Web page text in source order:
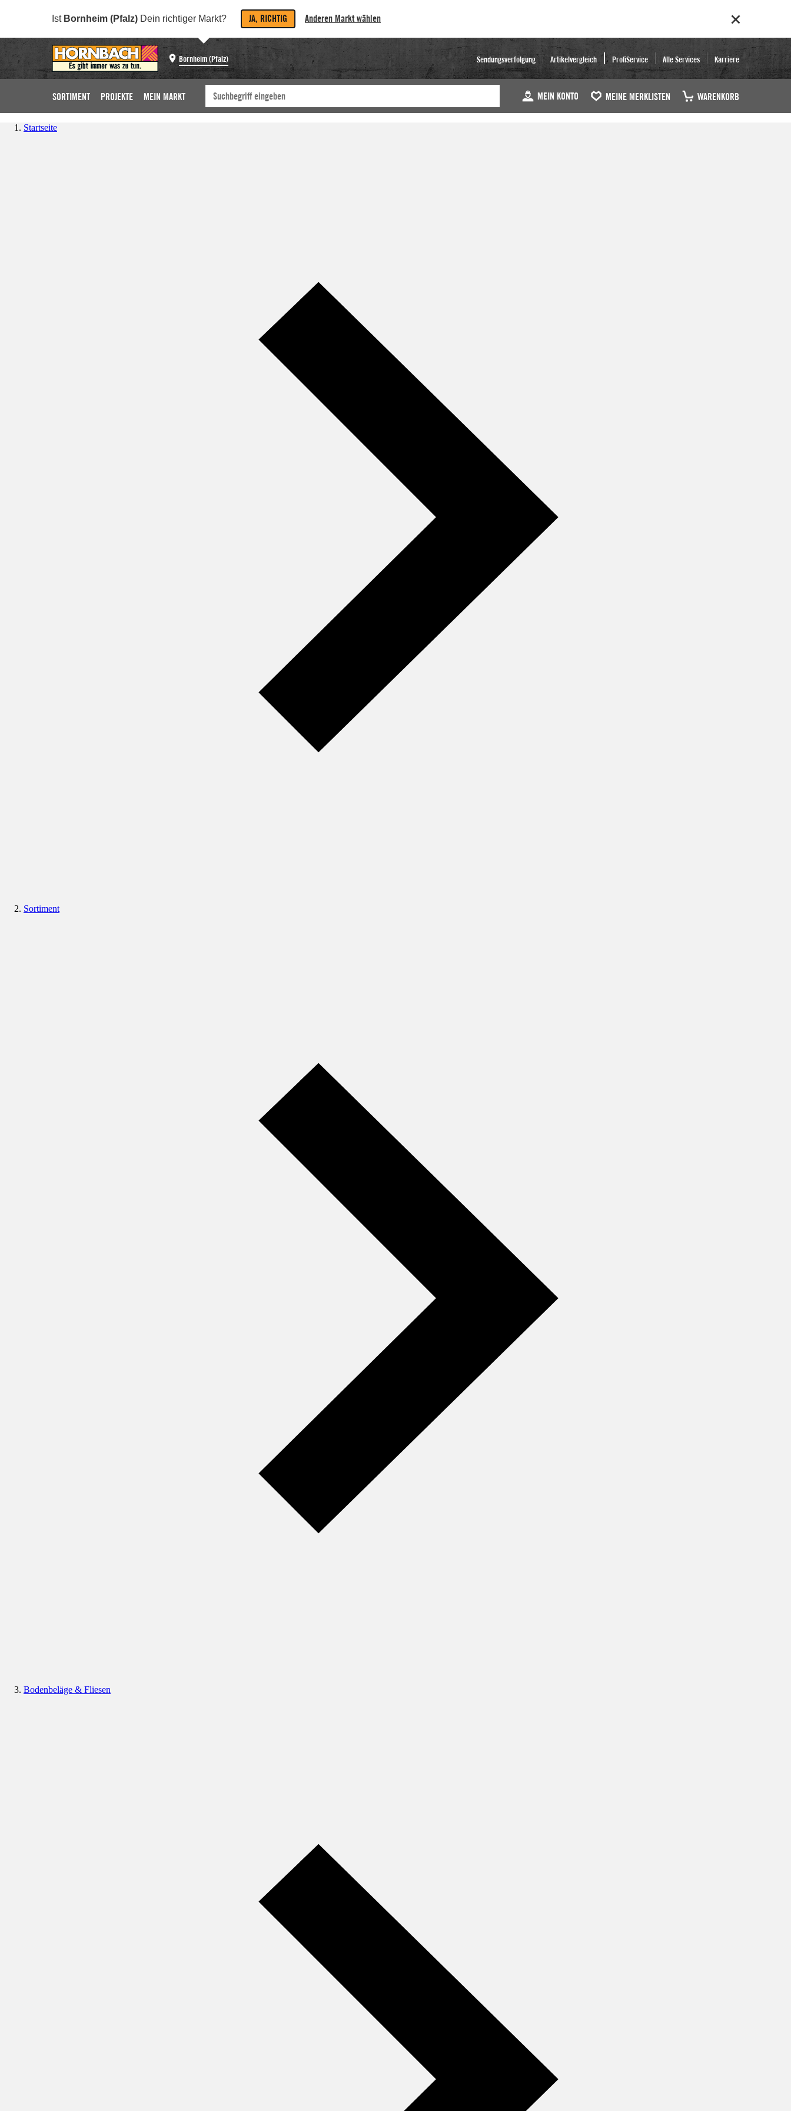
Ist Bornheim (Pfalz) Dein richtiger Markt? JA, RICHTIG Anderen Markt wählen
Bornheim (Pfalz) Sendungsverfolgung Artikelvergleich ProfiService Alle Services Karriere
SORTIMENT PROJEKTE MEIN MARKT MEIN KONTO MEINE MERKLISTEN WARENKORB
Startseite
Sortiment
Bodenbeläge & Fliesen